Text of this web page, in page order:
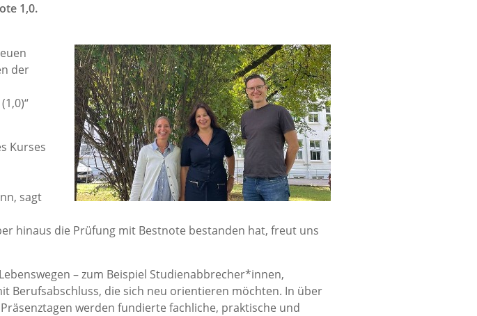
1,0.
der
Kurses
sagt
hinaus die Prüfung mit Bestnote bestanden hat, freut uns
– zum Beispiel Studienabbrecher*innen,
Berufsabschluss, die sich neu orientieren möchten. In über
werden fundierte fachliche, praktische und